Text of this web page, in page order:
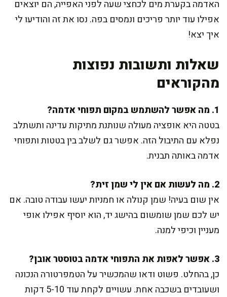
האדמה בקערת מים לכחצי שעה לפני האפייה, הם יוצאים
אפילו עוד יותר פריכים ונמסים בפה. נסו את זה והודיעו לי
איך יצא!
שאלות ותשובות נפוצות
מהקוראים
1. מה אפשר להשתמש במקום תפוחי אדמה?
בטטה היא אופציה מעולה שנותנת מתיקות עדינה ותשתלב
נפלא עם התיבול הזה. אפשר גם לשלב בין בטטות ותפוחי
אדמה באותה תבנית.
2. מה לעשות אם אין לי שמן זית?
אין שום בעיה! שמן קנולה או חמניות יעשו עבודה טובה. אם
יש לכם שמן שומשום בהישג יד, הוא יוסיף אפילו אופי
מעניין וכיפי למנה.
3. אפשר לאפות את התפוחי אדמה בטוסטר אובן?
כן, בהחלט. פשוט ודאו שהמכשיר על הטמפרטורה הנכונה
ושעובדים בשכבה אחת. עשויים לקחת עוד 5-10 דקות